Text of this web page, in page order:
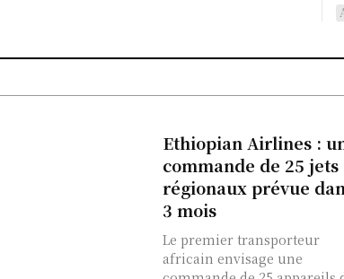
Ethiopian Airlines :
commande de 25 jets
régionaux prévue
3 mois
Le premier transporteur
africain envisage une